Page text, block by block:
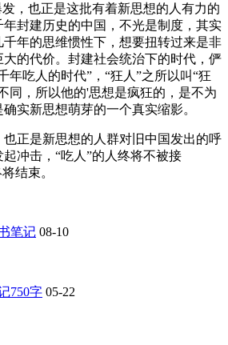
，也正是这批有着新思想的人有力的
封建历史的中国，不光是制度，其实
年的思维惯性下，想要扭转过来是非
的代价。封建社会统治下的时代，俨
年吃人的时代”，“狂人”之所以叫“狂
同，所以他的'思想是疯狂的，是不为
实新思想萌芽的一个真实缩影。
正是新思想的人群对旧中国发出的呼
冲击，“吃人”的人终将不被接
结束。
笔记 08-10
750字 05-22